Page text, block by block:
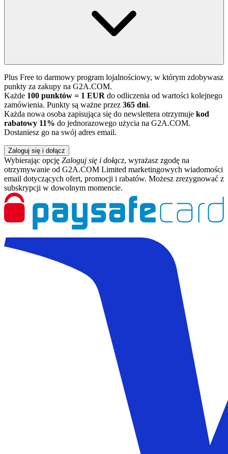
Plus Free to darmowy program lojalnościowy, w którym zdobywasz
punkty za zakupy na G2A.COM.
Każde 100 punktów = 1 EUR do odliczenia od wartości kolejnego
zamówienia. Punkty są ważne przez 365 dni.
Każda nowa osoba zapisująca się do newslettera otrzymuje kod
rabatowy 11% do jednorazowego użycia na G2A.COM.
Dostaniesz go na swój adres email.
Zaloguj się i dołącz
Wybierając opcję Zaloguj się i dołącz, wyrażasz zgodę na
otrzymywanie od G2A.COM Limited marketingowych wiadomości
email dotyczących ofert, promocji i rabatów. Możesz zrezygnować z
subskrypcji w dowolnym momencie.